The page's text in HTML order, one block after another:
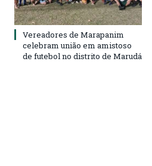
Vereadores de Marapanim
celebram união em amistoso
de futebol no distrito de Marudá